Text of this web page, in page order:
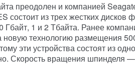
преодолен и компанией
состоит из трех жестких
Гбайт, 1 и 2 Тбайта. Ранее
новую технологию размещения
эти устройства состоят из
Скорость вращения шпинделя